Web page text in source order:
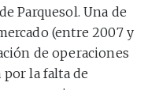
Parquesol. Una de
(entre 2007 y
de operaciones
por la falta de